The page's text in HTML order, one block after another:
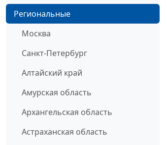
Региональные
Москва
Санкт-Петербург
Алтайский край
Амурская область
Архангельская область
Астраханская область